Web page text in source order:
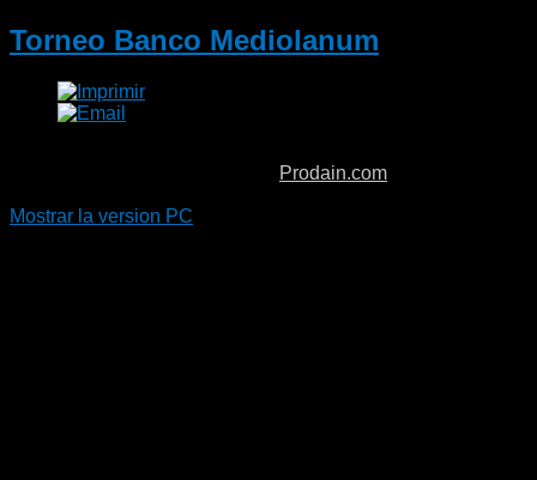
Torneo Banco Mediolanum
Prodain.com
Mostrar la version PC